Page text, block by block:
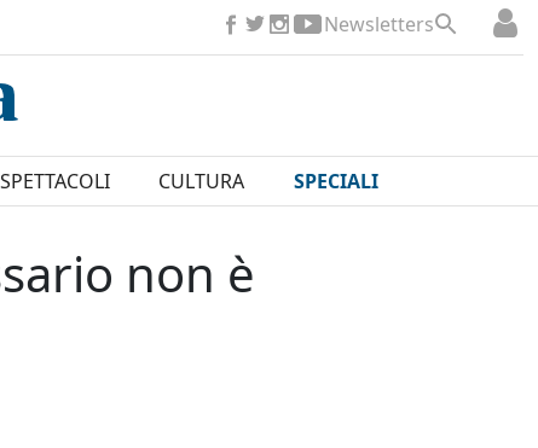
Newsletters
SPETTACOLI CULTURA SPECIALI
non è